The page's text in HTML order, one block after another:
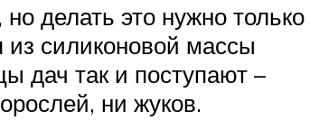
делать это нужно только
силиконовой массы
дач так и поступают –
ни жуков.